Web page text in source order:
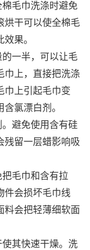
毛巾洗涤时避免
烘干可以使全棉毛
果。
一半，可以让毛
巾上，直接把洗涤
巾上引起毛巾变
氯漂白剂。
避免使用含有硅
残留一层蜡影响吸
毛巾和含有拉
件会损坏毛巾线
料会把轻薄细软面
其快速干燥。洗